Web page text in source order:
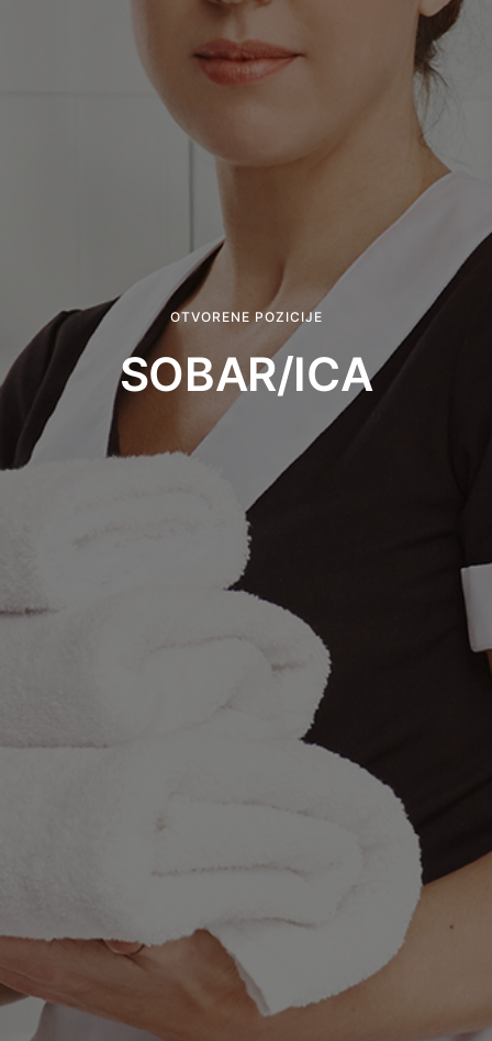
OTVORENE POZICIJE
SOBAR/ICA